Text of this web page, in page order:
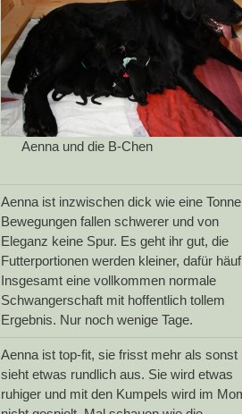
Aenna und die B-Chen
Aenna ist inzwischen dick wie eine
Bewegungen fallen schwerer und von
Eleganz keine Spur. Es geht ihr gut, die
Futterportionen werden kleiner, dafür
Insgesamt eine vollkommen normale
Schwangerschaft mit hoffentlich tollem
Ergebnis. Nur noch wenige Tage.
Aenna ist top-fit, sie frisst mehr als sonst
sieht etwas rundlich aus. Sie wird etwas
ruhiger und mit den Kumpels wird im